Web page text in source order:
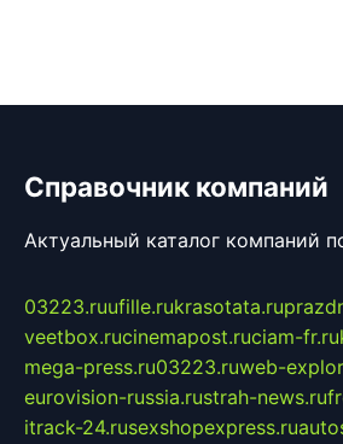
Справочник компаний
Актуальный каталог компаний
03223.ruufille.rukrasotata.ru
veetbox.rucinemapost.ruciam-fr.ru
mega-press.ru03223.ruweb-
eurovision-russia.rustrah-news.ru
itrack-24.rusexshopexpress.ru